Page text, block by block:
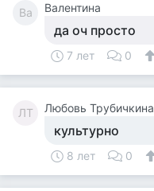
Ва Валентина
да оч просто
7 лет 0
ЛТ Любовь Трубичкина
культурно
8 лет 0